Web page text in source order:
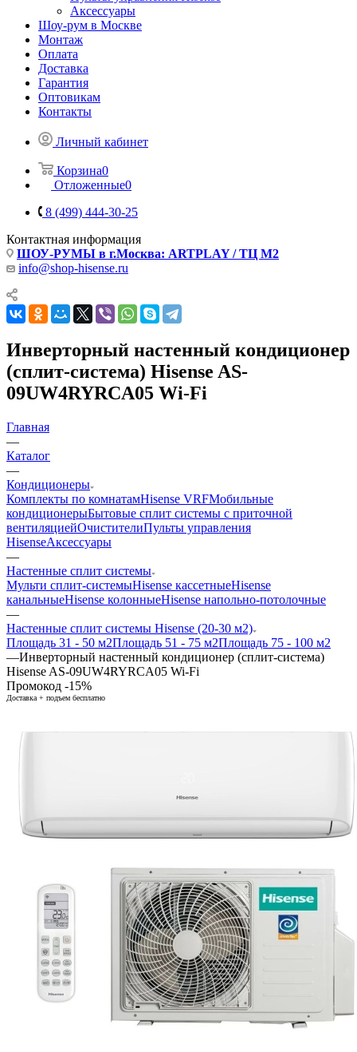
Аксессуары
Шоу-рум в Москве
Монтаж
Оплата
Доставка
Гарантия
Оптовикам
Контакты
Личный кабинет
Корзина0
Отложенные0
8 (499) 444-30-25
Контактная информация
ШОУ-РУМЫ в г.Москва: ARTPLAY / ТЦ М2
info@shop-hisense.ru
Инверторный настенный кондиционер
(сплит-система) Hisense AS-
09UW4RYRCA05 Wi-Fi
Главная
—
Каталог
—
Кондиционеры
Комплекты по комнатамHisense VRFМобильные
кондиционерыБытовые сплит системы с приточной
вентиляциейОчистителиПульты управления
HisenseАксессуары
—
Настенные сплит системы
Мульти сплит-системыHisense кассетныеHisense
канальныеHisense колонныеHisense напольно-потолочные
—
Настенные сплит системы Hisense (20-30 м2)
Площадь 31 - 50 м2Площадь 51 - 75 м2Площадь 75 - 100 м2
—Инверторный настенный кондиционер (сплит-система)
Hisense AS-09UW4RYRCA05 Wi-Fi
Промокод -15%
Доставка + подъем бесплатно